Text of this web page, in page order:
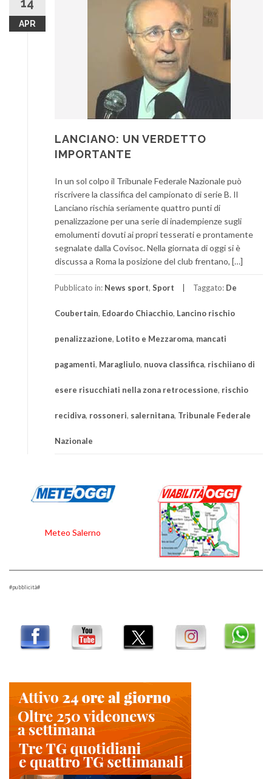
APR
LANCIANO: UN VERDETTO
IMPORTANTE
In un sol colpo il Tribunale Federale Nazionale può
riscrivere la classifica del campionato di serie B. Il
Lanciano rischia seriamente quattro punti di
penalizzazione per una serie di inadempienze sugli
emolumenti dovuti ai propri tesserati e prontamente
segnalate dalla Covisoc. Nella giornata di oggi si è
discussa a Roma la posizione del club frentano, […]
Pubblicato in: News sport, Sport Taggato: De
Coubertain, Edoardo Chiacchio, Lancino rischio
penalizzazione, Lotito e Mezzaroma, mancati
pagamenti, Maragliulo, nuova classifica, rischiiano di
esere risucchiati nella zona retrocessione, rischio
recidiva, rossoneri, salernitana, Tribunale Federale
Nazionale
Meteo Salerno
#pubblicità#